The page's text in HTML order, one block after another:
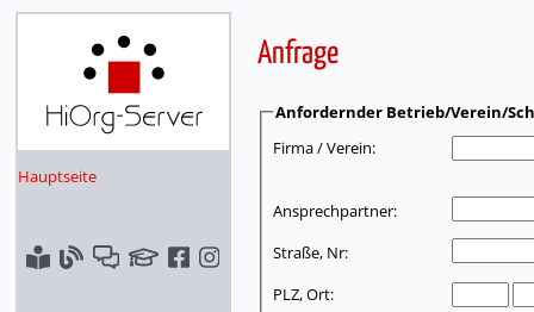
Hauptseite
Anfrage
Anfordernder Betrieb/Verein/
Firma / Verein:
Ansprechpartner:
Straße, Nr:
PLZ, Ort: